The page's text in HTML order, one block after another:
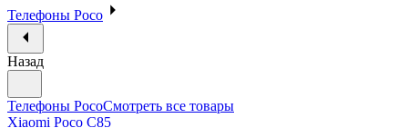
Телефоны Poco
Назад
Телефоны PocoСмотреть все товары
Xiaomi Poco C85